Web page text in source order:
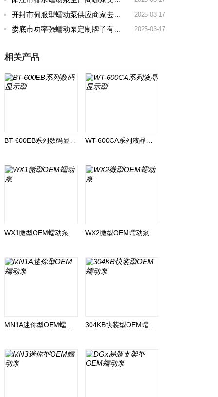
2025-03-17
开封市伺服型蠕动泵供应商家去哪家买好点实惠
2025-03-17
娄底市功率强蠕动泵定制牌子有哪些好
相关产品
WX1微型OEM蠕动泵 WX2微型OEM蠕动泵
MN1A迷你型OEM蠕动泵 304KB快装型OEM蠕动泵